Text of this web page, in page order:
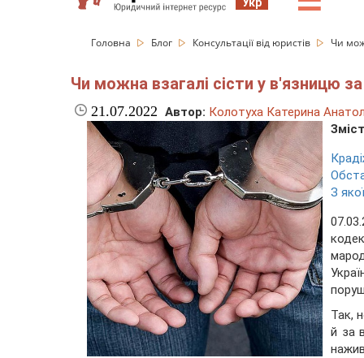
Головна Блог Консультації від юристів Чи
Чи можна взагалі сісти у в'язницю
21.07.2022 Автор: Колотуха Катерина
З
Так,
й за